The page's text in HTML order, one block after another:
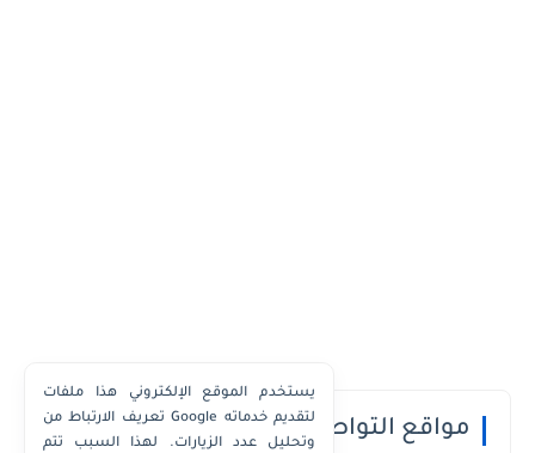
مواقع التواصل الاجتماعي
يستخدم الموقع الإلكتروني هذا ملفات
تعريف الارتباط من Google لتقديم خدماته
وتحليل عدد الزيارات. لهذا السبب تتم